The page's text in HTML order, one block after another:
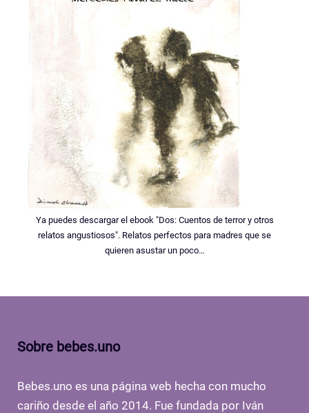
Ya puedes descargar el ebook "Dos: Cuentos de terror y otros
relatos angustiosos". Relatos perfectos para madres que se
quieren asustar un poco…
Sobre bebes.uno
Bebes.uno es una página web hecha con mucho
cariño desde el año 2014. Fue fundada por Iván